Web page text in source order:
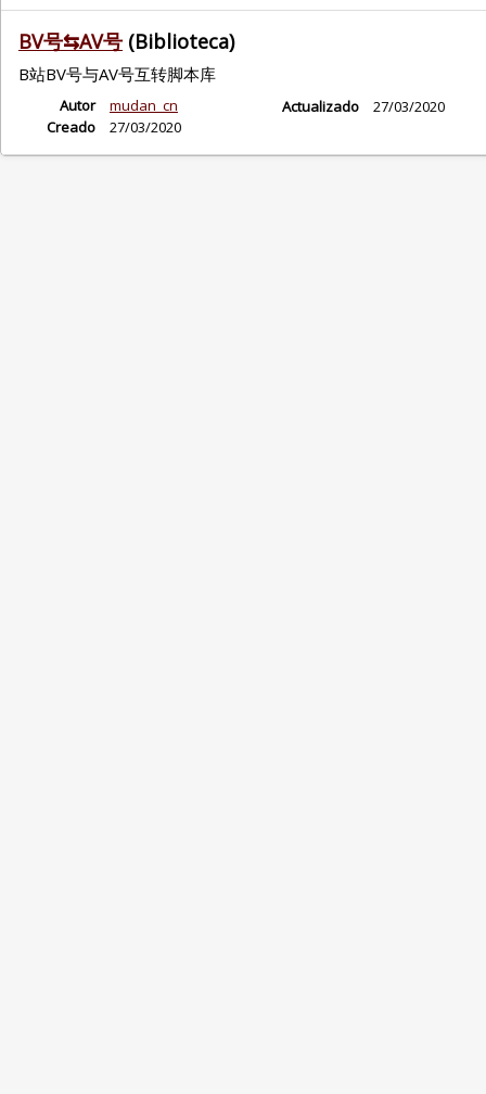
BV号⇆AV号 (Biblioteca)
B站BV号与AV号互转脚本库
Autor
mudan_cn
Creado
27/03/2020
Actualizado 27/03/2020